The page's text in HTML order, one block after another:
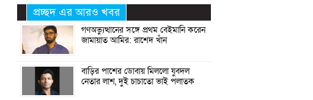
প্রচ্ছদ এর আরও খবর
গণঅভ্যুত্থানের সঙ্গে প্রথম বেইমানি করেন
জামায়াত আমির: রাশেদ খাঁন
বাড়ির পাশের ডোবায় মিললো যুবদল
নেতার লাশ, দুই চাচাতো ভাই পলাতক